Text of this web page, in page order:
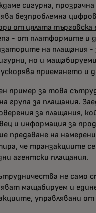
сигурна,
безпроблемна
от цялата търговска
- от платформите и
на плащания -
но и
приемането и
пример за това
група за плащания.
за плащания,
и информация за
предаване на
че транзакциите
агентски плащания.
не само
мащабируем и
управлявани